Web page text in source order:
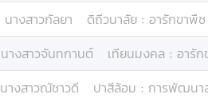
นางสาวกัลยา ดิถีวนาลัย : อารักขาพื
นางสาวจันทกานต์ เทียนมงคล : อารั
นางสาวณัชาวดี ปาสีล้อม : การพัฒนา